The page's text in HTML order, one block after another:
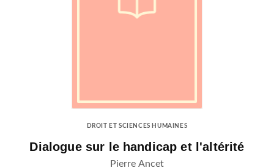
DROIT ET SCIENCES HUMAINES
Dialogue sur le handicap et l'altérité
Pierre Ancet